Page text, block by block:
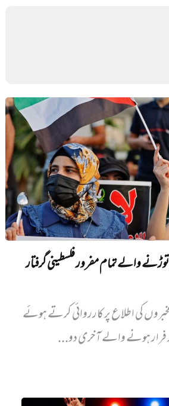
والے تمام مفرور فلسطینی گرفتار
کی اطلاع پر کارروائی کرتے ہوئے
کر فرار ہونے والے آخری دو...